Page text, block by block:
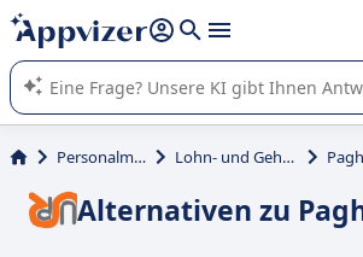
beantworten (mehrere Zeilen mit
Die KI von Appvizer führt Sie bei der Nutzung
von SaaS-Software in Unternehmen.
Personalmanagement Lohn- und Gehaltsabrechnung
Alternativen zu